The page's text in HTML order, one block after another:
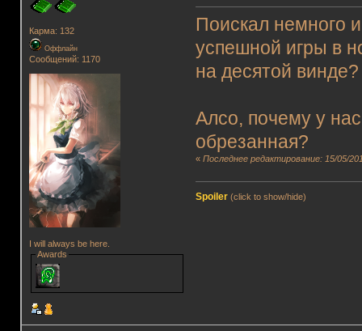
Карма: 132
Оффлайн
Сообщений: 1170
I will always be here.
Awards
Поискал немного
успешной игры в
на десятой
Алсо, почему у
обрезанная?
«Последнее редактирование: 15/05/
Spoiler (click to show/hide)